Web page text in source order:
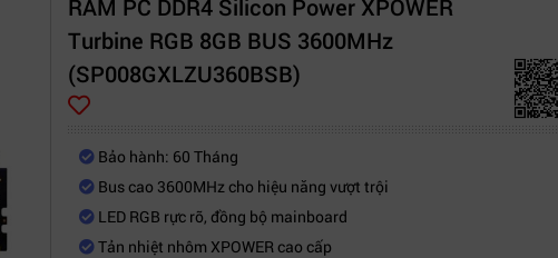
RAM PC DDR4 Silicon Power XPOWER
Turbine RGB 8GB BUS 3600MHz
(SP008GXLZU360BSB)
Bảo hành: 60 Tháng
Bus cao 3600MHz cho hiệu năng vượt trội
LED RGB rực rỡ, đồng bộ mainboard
Tản nhiệt nhôm XPOWER cao cấp